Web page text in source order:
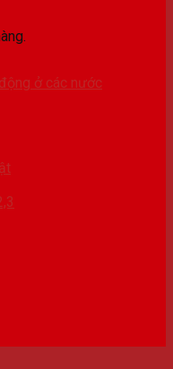
ở các nước